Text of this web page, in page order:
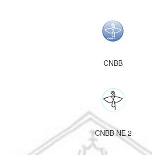
CNBB
CNBB NE 2